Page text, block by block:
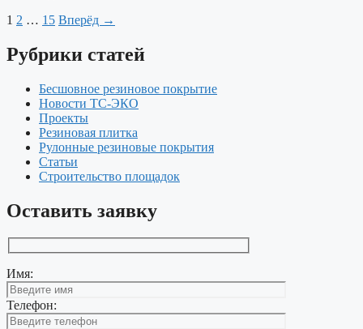
1 2 … 15 Вперёд →
Рубрики статей
Бесшовное резиновое покрытие
Новости ТС-ЭКО
Проекты
Резиновая плитка
Рулонные резиновые покрытия
Статьи
Строительство площадок
Оставить заявку
Имя:
Телефон: